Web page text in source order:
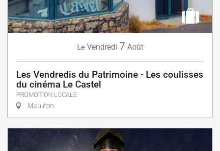
Le Vendredi 7 Août
Les Vendredis du Patrimoine - Les coulisses
du cinéma Le Castel
PROMOTION LOCALE
Mauléon